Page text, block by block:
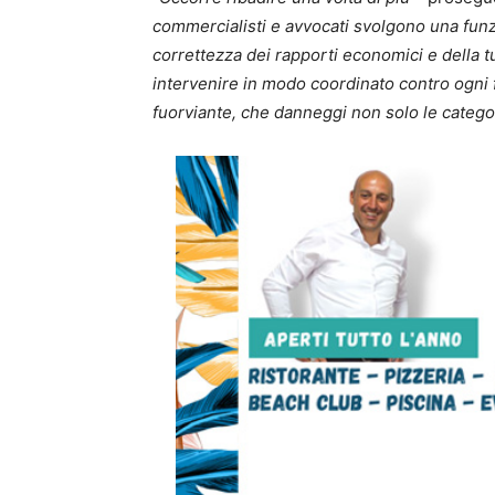
commercialisti e avvocati svolgono una
correttezza dei rapporti economici e della
intervenire in modo coordinato contro
fuorviante, che danneggi non solo le